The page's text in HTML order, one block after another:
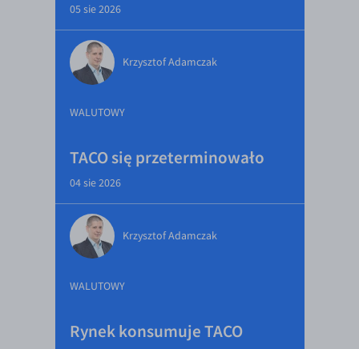
05 sie 2026
Krzysztof Adamczak
WALUTOWY
TACO się przeterminowało
04 sie 2026
Krzysztof Adamczak
WALUTOWY
Rynek konsumuje TACO